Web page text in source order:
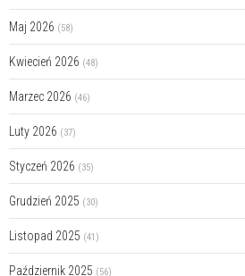
Maj 2026 (58)
Kwiecień 2026 (48)
Marzec 2026 (46)
Luty 2026 (37)
Styczeń 2026 (35)
Grudzień 2025 (30)
Listopad 2025 (41)
Październik 2025 (56)